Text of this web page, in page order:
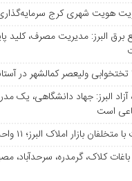
هویت شهری کرج
برق البرز: مدیریت مصرف، کلید
البرز: جهاد دانشگاهی، یک
است
بازار املاک البرز؛ ۱۱ واحد پلمب شد
کلاک، گرمدره، سرحدآباد،